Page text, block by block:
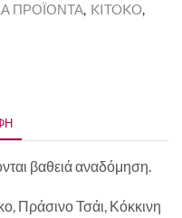
ΠΡΟΪΟΝΤΑ, KITOKO,
βαθειά αναδόμηση.
Πράσινο Τσάι, Κόκκινη